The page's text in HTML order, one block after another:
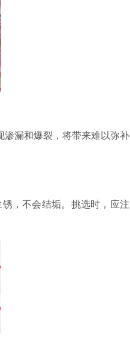
渗漏和爆裂，将带来难以弥补
，不会结垢。挑选时，应注